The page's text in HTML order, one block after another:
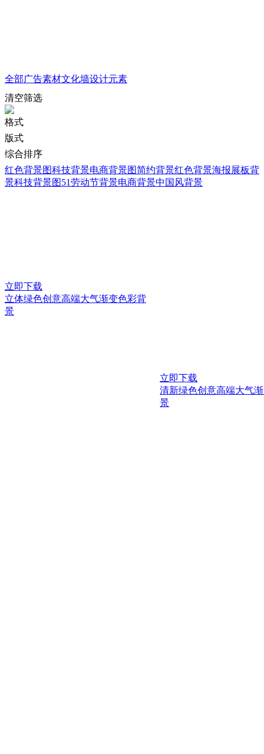
全部广告素材文化墙设计元素
清空筛选
格式
版式
综合排序
红色背景图科技背景电商背景图简约背景红色背景海报展板背
景科技背景图51劳动节背景电商背景中国风背景
立即下载
立体绿色创意高端大气渐变色彩背
景
立即下载
清新绿色创意高端大气
景